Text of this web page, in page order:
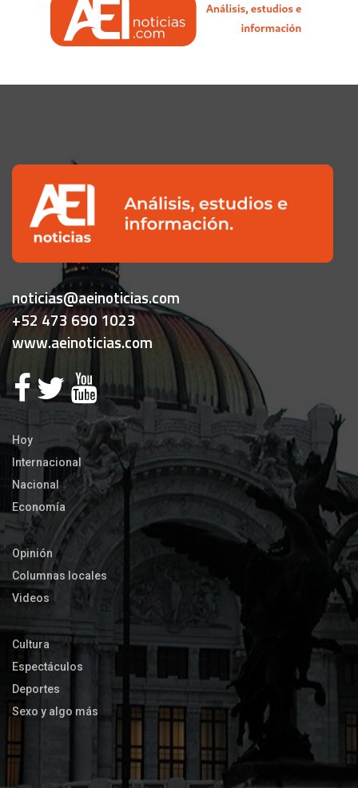
noticias@aeinoticias.com
+52 473 690 1023
www.aeinoticias.com
Hoy
Internacional
Nacional
Economía
Opinión
Columnas locales
Videos
Cultura
Espectáculos
Deportes
Sexo y algo más